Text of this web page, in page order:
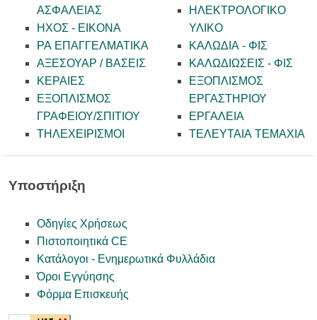
ΑΣΦΑΛΕΙΑΣ
ΗΧΟΣ - ΕΙΚΟΝΑ
PA ΕΠΑΓΓΕΛΜΑΤΙΚΑ
ΑΞΕΣΟΥΑΡ / ΒΑΣΕΙΣ
ΚΕΡΑΙΕΣ
ΕΞΟΠΛΙΣΜΟΣ
ΓΡΑΦΕΙΟΥ/ΣΠΙΤΙΟΥ
ΤΗΛΕΧΕΙΡΙΣΜΟΙ
ΗΛΕΚΤΡΟΛΟΓΙΚΟ
ΥΛΙΚΟ
ΚΑΛΩΔΙΑ - ΦΙΣ
ΚΑΛΩΔΙΩΣΕΙΣ - ΦΙΣ
ΕΞΟΠΛΙΣΜΟΣ
ΕΡΓΑΣΤΗΡΙΟΥ
ΕΡΓΑΛΕΙΑ
ΤΕΛΕΥΤΑΙΑ ΤΕΜΑΧΙΑ
Υποστήριξη
Οδηγίες Χρήσεως
Πιστοποιητικά CE
Κατάλογοι - Ενημερωτικά Φυλλάδια
Όροι Εγγύησης
Φόρμα Επισκευής